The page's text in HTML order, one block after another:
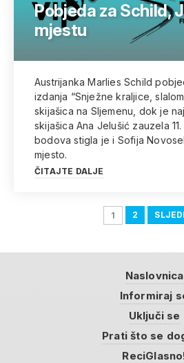
Pobjeda za Schild,
mjestu
Austrijanka Marlies Schild
izdanja “Snježne kraljice,
skijašica na Sljemenu, dok je
skijašica Ana Jelušić zauzela
bodova stigla je i Sofija
mjesto.
ČITAJTE DALJE
1 2
Naslovnica
Informiraj
Uključi se
Prati što se